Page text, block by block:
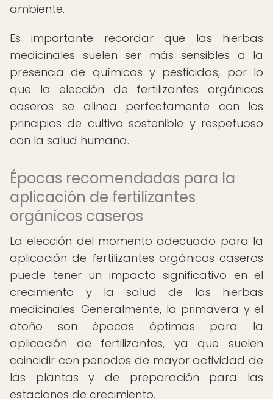
ambiente.
Es importante recordar que las hierbas
medicinales suelen ser más sensibles a la
presencia de químicos y pesticidas, por lo
que la elección de fertilizantes orgánicos
caseros se alinea perfectamente con los
principios de cultivo sostenible y respetuoso
con la salud humana.
Épocas recomendadas para la
aplicación de fertilizantes
orgánicos caseros
La elección del momento adecuado para la
aplicación de fertilizantes orgánicos caseros
puede tener un impacto significativo en el
crecimiento y la salud de las hierbas
medicinales. Generalmente, la primavera y el
otoño son épocas óptimas para la
aplicación de fertilizantes, ya que suelen
coincidir con periodos de mayor actividad de
las plantas y de preparación para las
estaciones de crecimiento.